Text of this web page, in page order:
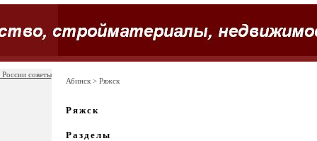
советы
Абинск> Ряжск
Ряжск
Разделы